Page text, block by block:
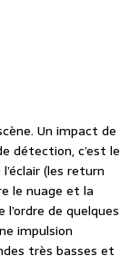
Un impact de
détection, c’est le
(les return
le nuage et la
de quelques
impulsion
très basses et